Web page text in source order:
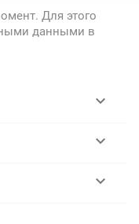
Для этого
данными в


